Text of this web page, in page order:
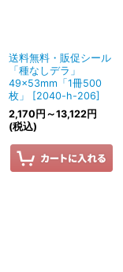
送料無料・販促シール
「種なしデラ」
49×53mm「1冊500
枚」
[2040-h-206]
2,170 円 ～13,122円
(税込)